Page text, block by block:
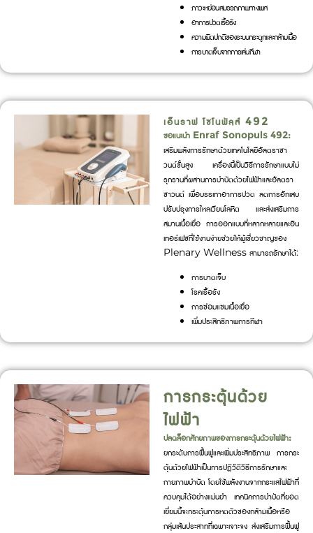
ภาวะหย่อนสมรรถภาพทางเพศ
อาการปวดเรื้อรัง
ความผิดปกติของระบบกระดูกและกล้ามเนื้อ
การบาดเจ็บจากการเล่นกีฬา
เอ็นราฟ โซโนพัลส์ 492
ขอแนะนำ Enraf Sonopuls 492:
เสริมพลังการรักษาด้วยเทคโนโลยีอัลตราซา
วนด์ขั้นสูง เครื่องนี้เป็นวิธีการรักษาแบบไม่
รุกรานที่ผสานการบำบัดด้วยไฟฟ้าและอัลตรา
ซาวนด์ เพื่อบรรเทาอาการปวด ลดการอักเสบ
ปรับปรุงการไหลเวียนโลหิต และส่งเสริมการ
สมานเนื้อเยื่อ การออกแบบที่หลากหลายและอิน
เทอร์เฟซที่ใช้งานง่ายช่วยให้ผู้เชี่ยวชาญของ
Plenary Wellness สามารถรักษาได้:
การบาดเจ็บ
โรคเรื้อรัง
การซ่อมแซมเนื้อเยื่อ
เพิ่มประสิทธิภาพการกีฬา
การกระตุ้นด้วย
ไฟฟ้า
ปลดล็อกศักยภาพของการกระตุ้นด้วยไฟฟ้า:
ยกระดับการฟื้นฟูและเพิ่มประสิทธิภาพ การกระ
ตุ้นด้วยไฟฟ้าเป็นการปฏิวัติวิธีการรักษาและ
กายภาพบำบัด โดยใช้พลังงานจากกระแสไฟฟ้าที่
ควบคุมได้อย่างแม่นยำ เทคนิคการบำบัดที่ยอด
เยี่ยมนี้จะกระตุ้นการหดตัวของกล้ามเนื้อหรือ
กลุ่มเส้นประสาทที่เฉพาะเจาะจง ส่งเสริมการฟื้นฟู